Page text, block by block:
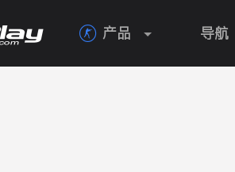
 产品 导航